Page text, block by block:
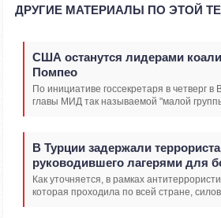
ДРУГИЕ МАТЕРИАЛЫ ПО ЭТОЙ
США останутся лидерами
Помпео
По инициативе госсекретаря в четверг
главы МИД так называемой "малой
В Турции задержали
руководившего лагерями для
Как уточняется, в рамках
которая проходила по всей стране,